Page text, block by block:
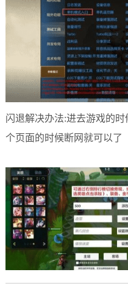
闪退解决办法:进去游戏的
个页面的时候断网就可以了